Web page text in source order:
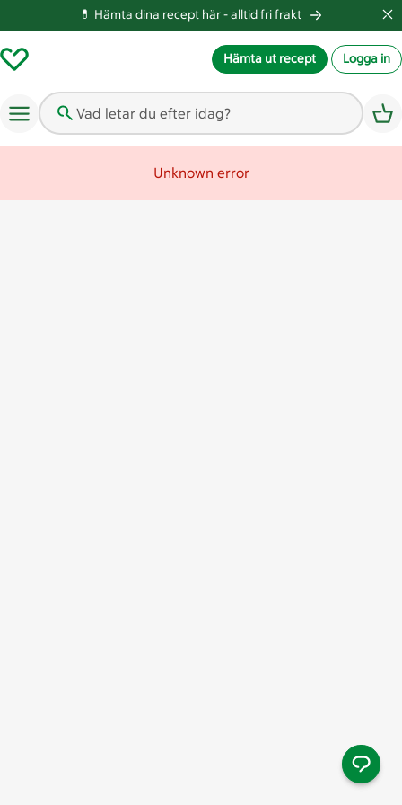
💊 Hämta dina recept här -alltid fri frakt
Hämta ut recept Logga in
Vad letar du efter idag?
Unknown error